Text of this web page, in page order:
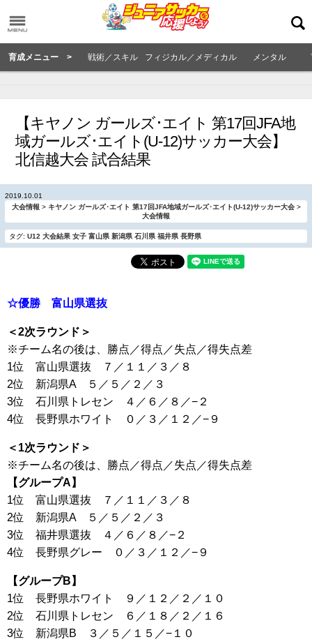
育成メニュー > 戦術／スキル フィジカル／メディカル メンタル
【キヤノン ガールズ･エイト 第17回JFA地
域ガールズ･エイト(U-12)サッカー大会】
北信越大会 試合結果
2019.10.01
大会情報> キヤノン ガールズ･エイト 第17回JFA地域ガールズ･エイト(U-12)サッカー大会>
大会情報
タグ: U12 大会結果 女子 富山県 新潟県 石川県 福井県 長野県
☆優勝 富山県選抜
＜2次ラウンド＞
※チーム名の後は、勝点／得点／失点／得失点差
1位 富山県選抜 ７／１１／３／８
2位 新潟県A ５／５／２／３
3位 石川県トレセン ４／６／８／−２
4位 長野県ホワイト ０／３／１２／−９
＜1次ラウンド＞
※チーム名の後は、勝点／得点／失点／得失点差
【グループA】
1位 富山県選抜 ７／１１／３／８
2位 新潟県A ５／５／２／３
3位 福井県選抜 ４／６／８／−２
4位 長野県グレー ０／３／１２／−９
【グループB】
1位 長野県ホワイト ９／１２／２／１０
2位 石川県トレセン ６／１８／２／１６
3位 新潟県B ３／５／１５／−１０